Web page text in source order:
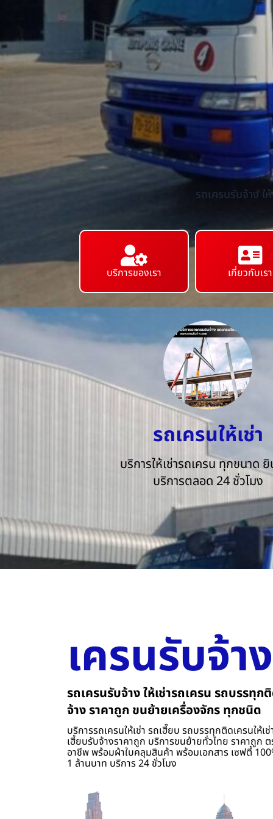
รถเครนรับจ้าง
บริการของเรา เกี่ยวกับเรา
รถเครนให้เช่า
บริการให้เช่ารถเครน ทุกขนาด
บริการตลอด 24 ชั่วโมง
เครนรับจ้าง
รถเครนรับจ้าง ให้เช่ารถเครน รถบรรทุก
จ้าง ราคาถูก ขนย้ายเครื่องจักร ทุกชนิด
บริการรถเครนให้เช่า รถเฮี๊ยบ รถบรรทุกติดเครนให้เ
เฮี้ยบรับจ้างราคาถูก บริการขนย้ายทั่วไทย ราคาถูก
อาชีพ พร้อมผ้าใบคลุมสินค้า พร้อมเอกสาร เซฟตี้
1 ล้านบาท บริการ 24 ชั่วโมง